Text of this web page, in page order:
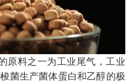
原料之一为工业尾气，工业
菌生产菌体蛋白和乙醇的极